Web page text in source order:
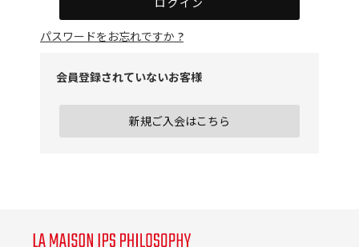
パスワードをお忘れですか ?
会員登録されていないお客様
新規ご入会はこちら